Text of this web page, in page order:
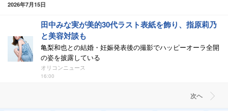
2026年7月15日
田中みな実が美的30代ラスト表紙を飾り、指原莉乃
と美容対談も
亀梨和也との結婚・妊娠発表後の撮影でハッピーオーラ全開
の姿を披露している
オリコンニュース
16:00
次ヘ